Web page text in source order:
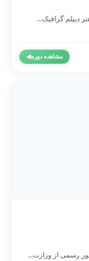
گرافیک...
مشاهده دوره◀